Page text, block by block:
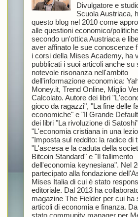
Divulgatore e
Scuola Austriaca,
questo blog nel 2010 come
alle questioni economico/
secondo un'ottica Austriaca e
aver affinato le sue conoscenze
i corsi della Mises Academy, ha
pubblicati i suoi articoli anche su
notevole risonanza nell'ambito
dell'informazione economica:
Money.it, Trend Online, Miglio
Calcolato. Autore dei libri
gioco da ragazzi", "La fine delle
economiche" e "Il Grande
dei libri "La rivoluzione di
"L'economia cristiana in una
"Imposta sul reddito: la radice di
"L'ascesa e la caduta della
Bitcoin Standard" e "Il fallimento
dell'economia keynesiana". Nel
partecipato alla fondazione
Mises Italia di cui è stato
editoriale. Dal 2013 ha
magazine The Fielder per cui ha
articoli di economia e finanza.
stato community manager per